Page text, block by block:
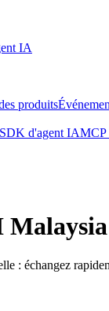
IA
produits
SDK d'agent IAMCP
: échangez